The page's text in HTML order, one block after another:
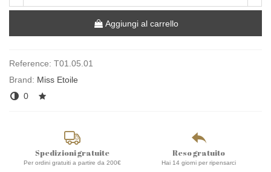
Aggiungi al carrello
Reference: T01.05.01
Brand: Miss Etoile
0
Spedizioni gratuite
Per ordini gratuiti a partire da 200€
Reso gratuito
Hai 14 giorni per ripensarci